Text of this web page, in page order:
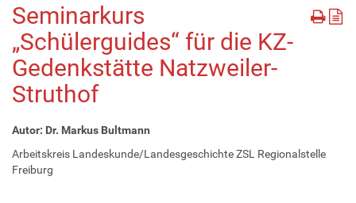
Seminarkurs
„Schülerguides“ für die KZ-
Gedenkstätte Natzweiler-
Struthof
Autor: Dr. Markus Bultmann
Arbeitskreis Landeskunde/Landesgeschichte ZSL Regionalstelle
Freiburg